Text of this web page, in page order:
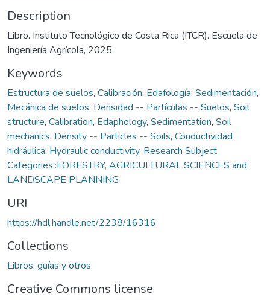
Description
Libro. Instituto Tecnológico de Costa Rica (ITCR). Escuela de
Ingeniería Agrícola, 2025
Keywords
Estructura de suelos, Calibración, Edafología, Sedimentación,
Mecánica de suelos, Densidad -- Partículas -- Suelos, Soil
structure, Calibration, Edaphology, Sedimentation, Soil
mechanics, Density -- Particles -- Soils, Conductividad
hidráulica, Hydraulic conductivity, Research Subject
Categories::FORESTRY, AGRICULTURAL SCIENCES and
LANDSCAPE PLANNING
URI
https://hdl.handle.net/2238/16316
Collections
Libros, guías y otros
Creative Commons license